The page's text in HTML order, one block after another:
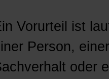
Vorurteil ist
Person,
oder